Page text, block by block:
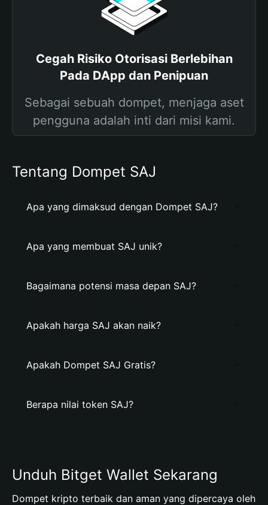
Cegah Risiko Otorisasi Berlebihan
Pada DApp dan Penipuan
Sebagai sebuah dompet, menjaga aset
pengguna adalah inti dari misi kami.
Tentang Dompet SAJ
Apa yang dimaksud dengan Dompet SAJ?
Apa yang membuat SAJ unik?
Bagaimana potensi masa depan SAJ?
Apakah harga SAJ akan naik?
Apakah Dompet SAJ Gratis?
Berapa nilai token SAJ?
Unduh Bitget Wallet Sekarang
Dompet kripto terbaik dan aman yang dipercaya oleh